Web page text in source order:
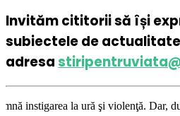
Invităm cititorii să își
subiectele de
adresa
şi violenţă. Dar, după cum